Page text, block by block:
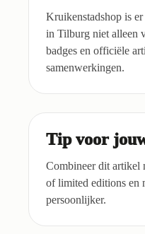
Kruikenstadshop is
in Tilburg niet alleen
badges en officiële
samenwerkingen.
Tip voor
Combineer dit artikel
of limited editions en
persoonlijker.